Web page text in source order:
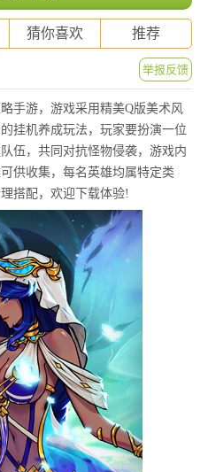
猜你喜欢 推荐
举报反馈
手游，游戏采用精美Q版美术风
挂机养成玩法，玩家要扮演一位
伍，共同对抗怪物侵袭，游戏内
供收集，每名英雄均属特定类
搭配，欢迎下载体验!